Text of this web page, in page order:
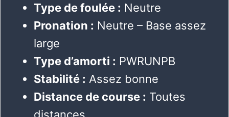
Type de foulée : Neutre
Pronation : Neutre – Base assez
large
Type d’amorti : PWRUNPB
Stabilité : Assez bonne
Distance de course : Toutes
distances